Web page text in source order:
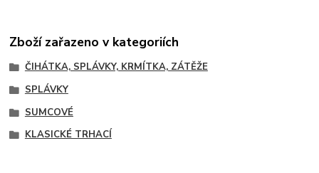
Zboží zařazeno v kategoriích
ČIHÁTKA, SPLÁVKY, KRMÍTKA, ZÁTĚŽE
SPLÁVKY
SUMCOVÉ
KLASICKÉ TRHACÍ